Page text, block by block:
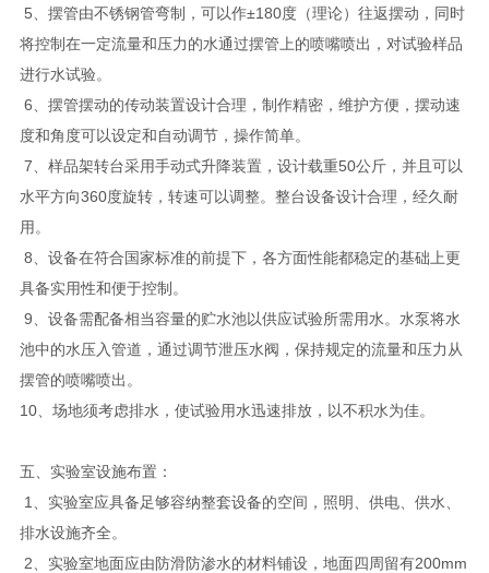
5、摆管由不锈钢管弯制，可以作±180度（理论）往返摆动，同时
将控制在一定流量和压力的水通过摆管上的喷嘴喷出，对试验样品
进行水试验。
6、摆管摆动的传动装置设计合理，制作精密，维护方便，摆动速
度和角度可以设定和自动调节，操作简单。
7、样品架转台采用手动式升降装置，设计载重50公斤，并且可以
水平方向360度旋转，转速可以调整。整台设备设计合理，经久耐
用。
8、设备在符合国家标准的前提下，各方面性能都稳定的基础上更
具备实用性和便于控制。
9、设备需配备相当容量的贮水池以供应试验所需用水。水泵将水
池中的水压入管道，通过调节泄压水阀，保持规定的流量和压力从
摆管的喷嘴喷出。
10、场地须考虑排水，使试验用水迅速排放，以不积水为佳。
五、实验室设施布置：
1、实验室应具备足够容纳整套设备的空间，照明、供电、供水、
排水设施齐全。
2、实验室地面应由防滑防渗水的材料铺设，地面四周留有200mm